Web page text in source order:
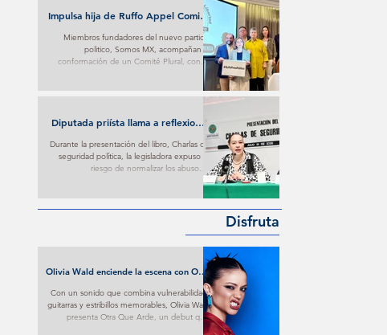
Impulsa hija de Ruffo Appel Comité
en su defensa con respaldo de
fundadores de Somos MX
Miembros fundadores del nuevo partido
politico, Somos MX, acompañan la
conformación de un Comité Plural, con el
que buscan ejercer presión para conseguir
trato digno contra lo que consideran materia
de persecución.
Diputada priísta llama a reflexionar
sobre imposiciones oficialistas
Durante la presentación del libro, Charlas de
seguridad política, la legisladora expuso el
riesgo de normalizar los abusos e
imposiciones oficialistas.
Disfruta
Olivia Wald enciende la escena con Otra
Que Arde: El desamor Pop al más puro
estilo de la narrativa estadounidense
Con un sonido que combina vulnerabilidad,
guitarras y estribillos memorables, Olivia Wald
presenta Otra Que Arde, un debut que
transforma el desamor en una poderosa